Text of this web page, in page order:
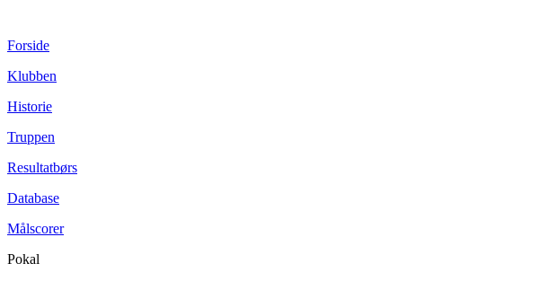
Forside
Klubben
Historie
Truppen
Resultatbørs
Database
Målscorer
Pokal